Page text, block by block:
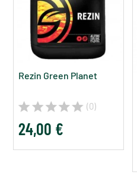
Rezin Green Planet
(0)
24,00 €